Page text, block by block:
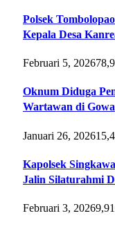
Polsek
Kepala Desa
Februari 5, 2026
Oknum Diduga
Wartawan di Gowa
Januari 26, 2026
Kapolsek
Jalin Silaturahmi
Februari 3, 2026